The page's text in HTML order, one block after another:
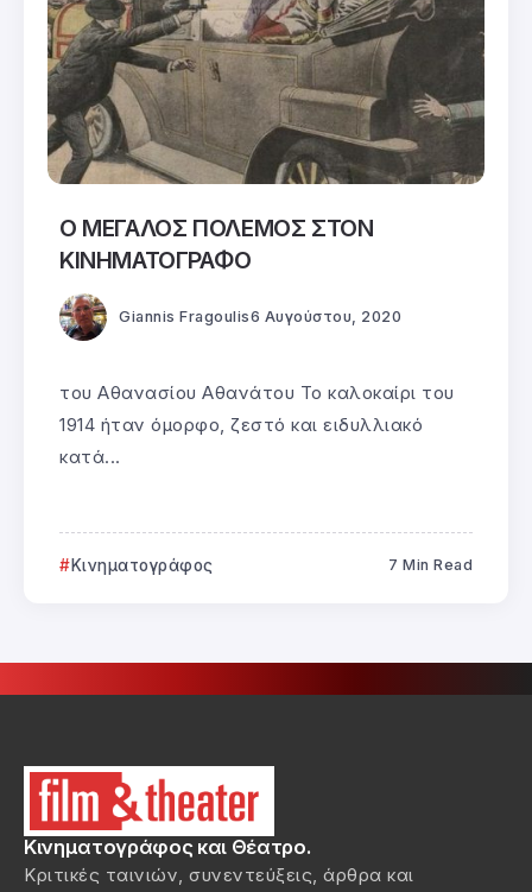
Ο ΜΕΓΑΛΟΣ ΠΟΛΕΜΟΣ ΣΤΟΝ
ΚΙΝΗΜΑΤΟΓΡΑΦΟ
Giannis Fragoulis6 Αυγούστου, 2020
του Αθανασίου Αθανάτου Το καλοκαίρι του
1914 ήταν όμορφο, ζεστό και ειδυλλιακό
κατά...
Κινηματογράφος 7 Min Read
Κινηματογράφος και Θέατρο.
Κριτικές ταινιών, συνεντεύξεις, άρθρα και